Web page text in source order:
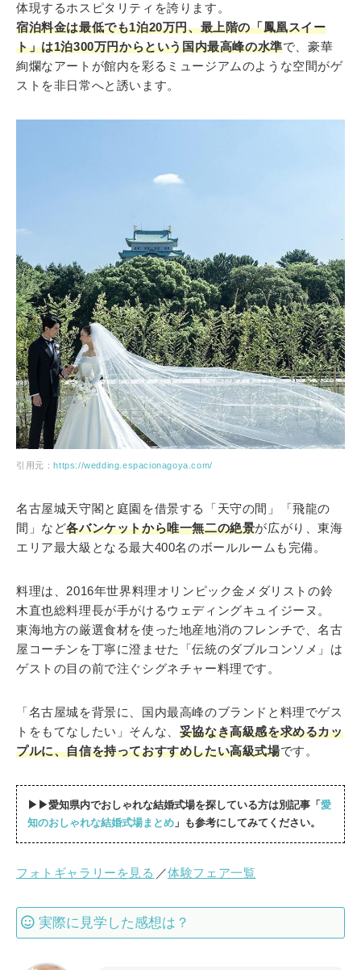
体現するホスピタリティを誇ります。
宿泊料金は最低でも1泊20万円、最上階の「鳳凰スイー
ト」は1泊300万円からという国内最高峰の水準で、豪華
絢爛なアートが館内を彩るミュージアムのような空間がゲ
ストを非日常へと誘います。
引用元：https://wedding.espacionagoya.com/
名古屋城天守閣と庭園を借景する「天守の間」「飛龍の
間」など各バンケットから唯一無二の絶景が広がり、東海
エリア最大級となる最大400名のボールルームも完備。
料理は、2016年世界料理オリンピック金メダリストの鈴
木直也総料理長が手がけるウェディングキュイジーヌ。
東海地方の厳選食材を使った地産地消のフレンチで、名古
屋コーチンを丁寧に澄ませた「伝統のダブルコンソメ」は
ゲストの目の前で注ぐシグネチャー料理です。
「名古屋城を背景に、国内最高峰のブランドと料理でゲス
トをもてなしたい」そんな、 妥協なき高級感を求めるカッ
プルに、自信を持っておすすめしたい高級式場です。
▶▶愛知県内でおしゃれな結婚式場を探している方は別記事「 愛
知のおしゃれな結婚式場まとめ 」も参考にしてみてください。
フォトギャラリーを見る ／体験フェア一覧
実際に見学した感想は？